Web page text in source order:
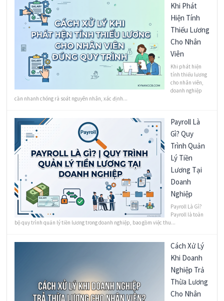
Khi Phát
Hiện Tính
Thiếu Lương
Cho Nhân
Viên
Khi phát hiện
tính thiếu lương
cho nhân viên,
doanh nghiệp
cần nhanh chóng rà soát nguyên nhân, xác định...
Payroll Là
Gì? Quy
Trình Quản
Lý Tiền
Lương Tại
Doanh
Nghiệp
Payroll Là Gì?
Payroll là toàn
bộ quy trình quản lý tiền lương trong doanh nghiệp, bao gồm việc thu...
Cách Xử Lý
Khi Doanh
Nghiệp Trả
Thừa Lương
Cho Nhân